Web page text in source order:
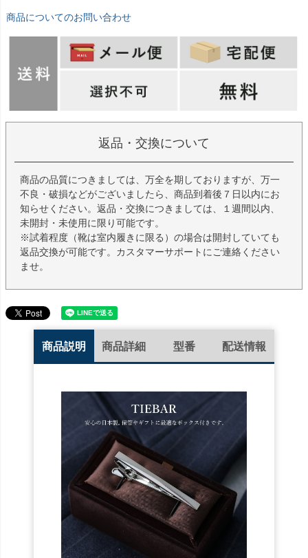
商品についてのお問い合わせ
返品・交換について
商品の品質につきましては、万全を期しておりますが、万一
不良・破損などがございましたら、商品到着後７日以内にお
知らせください。返品・交換につきましては、１週間以内、
未開封・未使用に限り可能です。
※試着程度（靴は室内履きに限る）の場合は開封していても
返品交換が可能です。カスタマーサポートにご連絡ください
ませ。
商品説明 商品詳細 型番 配送情報